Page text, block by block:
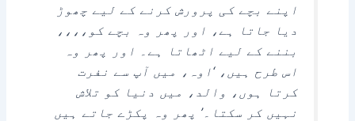
اپنے بچے کی پرورش کرنے کے لیے چھوڑ
دیا جاتا ہے، اور پھر وہ بچے کو،،،،
بننے کے لیے اٹھاتا ہے۔ اور پھر وہ
اس طرح ہیں، ‘اوہ، میں آپ سے نفرت
کرتا ہوں، والد، میں دنیا کو تلاش
نہیں کر سکتا۔’ پھر وہ پکڑے جاتے ہیں